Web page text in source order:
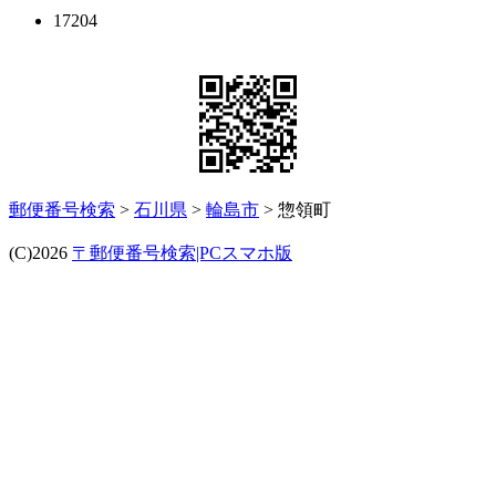
17204
郵便番号検索 > 石川県 > 輪島市 > 惣領町
(C)2026 〒郵便番号検索|PCスマホ版